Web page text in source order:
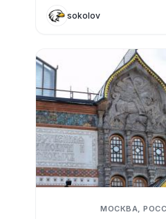
sokolov
МОСКВА,